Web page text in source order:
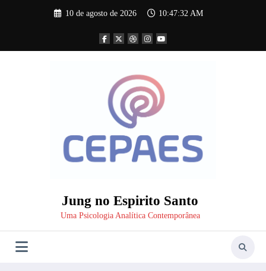
10 de agosto de 2026 10:47:33 AM
Jung no Espirito Santo
Uma Psicologia Analítica Contemporânea